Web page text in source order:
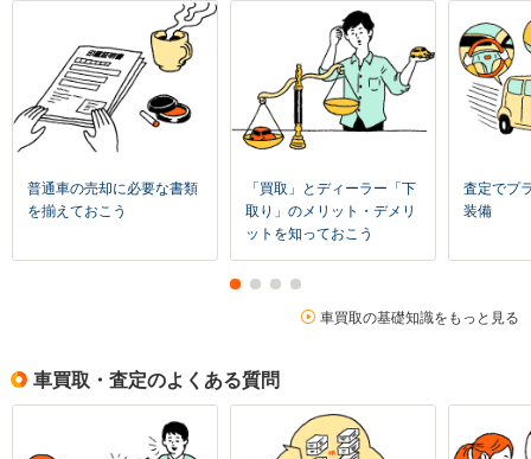
普通車の売却に必要な書類
を揃えておこう
「買取」とディーラー「下
取り」のメリット・デメリ
ットを知っておこう
査定でプ
装備
車買取の基礎知識をもっと見る
車買取・査定のよくある質問